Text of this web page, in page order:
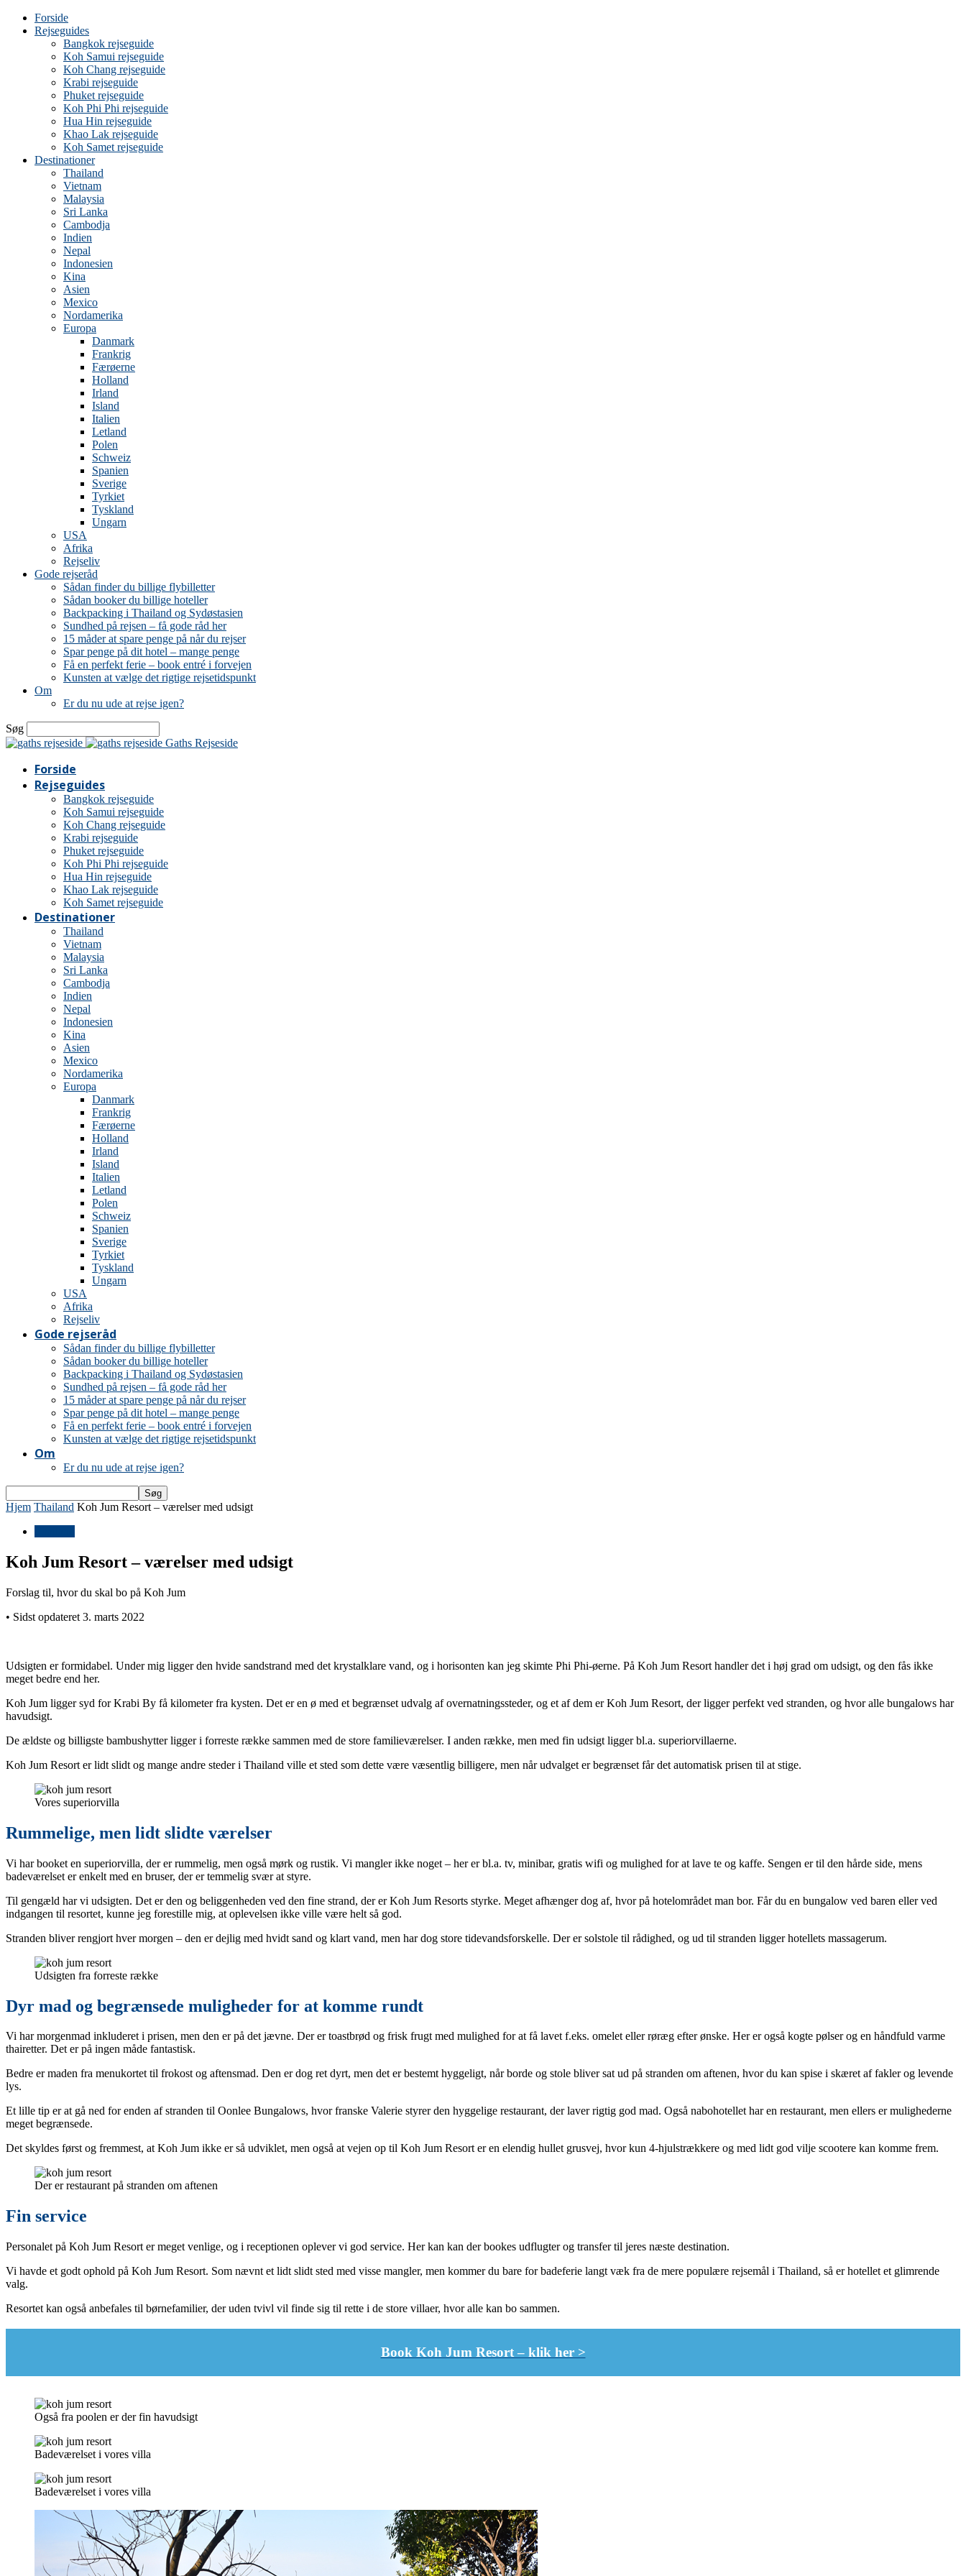
Forside
Rejseguides
Bangkok rejseguide
Koh Samui rejseguide
Koh Chang rejseguide
Krabi rejseguide
Phuket rejseguide
Koh Phi Phi rejseguide
Hua Hin rejseguide
Khao Lak rejseguide
Koh Samet rejseguide
Destinationer
Thailand
Vietnam
Malaysia
Sri Lanka
Cambodja
Indien
Nepal
Indonesien
Kina
Asien
Mexico
Nordamerika
Europa
Danmark
Frankrig
Færøerne
Holland
Irland
Island
Italien
Letland
Polen
Schweiz
Spanien
Sverige
Tyrkiet
Tyskland
Ungarn
USA
Afrika
Rejseliv
Gode rejseråd
Sådan finder du billige flybilletter
Sådan booker du billige hoteller
Backpacking i Thailand og Sydøstasien
Sundhed på rejsen – få gode råd her
15 måder at spare penge på når du rejser
Spar penge på dit hotel – mange penge
Få en perfekt ferie – book entré i forvejen
Kunsten at vælge det rigtige rejsetidspunkt
Om
Er du nu ude at rejse igen?
Søg
Gaths Rejseside
Forside
Rejseguides
Bangkok rejseguide
Koh Samui rejseguide
Koh Chang rejseguide
Krabi rejseguide
Phuket rejseguide
Koh Phi Phi rejseguide
Hua Hin rejseguide
Khao Lak rejseguide
Koh Samet rejseguide
Destinationer
Thailand
Vietnam
Malaysia
Sri Lanka
Cambodja
Indien
Nepal
Indonesien
Kina
Asien
Mexico
Nordamerika
Europa
Danmark
Frankrig
Færøerne
Holland
Irland
Island
Italien
Letland
Polen
Schweiz
Spanien
Sverige
Tyrkiet
Tyskland
Ungarn
USA
Afrika
Rejseliv
Gode rejseråd
Sådan finder du billige flybilletter
Sådan booker du billige hoteller
Backpacking i Thailand og Sydøstasien
Sundhed på rejsen – få gode råd her
15 måder at spare penge på når du rejser
Spar penge på dit hotel – mange penge
Få en perfekt ferie – book entré i forvejen
Kunsten at vælge det rigtige rejsetidspunkt
Om
Er du nu ude at rejse igen?
Hjem Thailand Koh Jum Resort – værelser med udsigt
Koh Jum Resort – værelser med udsigt
Forslag til, hvor du skal bo på Koh Jum
• Sidst opdateret 3. marts 2022
Udsigten er formidabel. Under mig ligger den hvide sandstrand med det krystalklare vand, og i horisonten kan jeg skimte Phi Phi-øerne. På Koh Jum Resort handler det i høj grad om udsigt, og den fås ikke
meget bedre end her.
Koh Jum ligger syd for Krabi By få kilometer fra kysten. Det er en ø med et begrænset udvalg af overnatningssteder, og et af dem er Koh Jum Resort, der ligger perfekt ved stranden, og hvor alle bungalows har
havudsigt.
De ældste og billigste bambushytter ligger i forreste række sammen med de store familieværelser. I anden række, men med fin udsigt ligger bl.a. superiorvillaerne.
Koh Jum Resort er lidt slidt og mange andre steder i Thailand ville et sted som dette være væsentlig billigere, men når udvalget er begrænset får det automatisk prisen til at stige.
Vores superiorvilla
Rummelige, men lidt slidte værelser
Vi har booket en superiorvilla, der er rummelig, men også mørk og rustik. Vi mangler ikke noget – her er bl.a. tv, minibar, gratis wifi og mulighed for at lave te og kaffe. Sengen er til den hårde side, mens
badeværelset er enkelt med en bruser, der er temmelig svær at styre.
Til gengæld har vi udsigten. Det er den og beliggenheden ved den fine strand, der er Koh Jum Resorts styrke. Meget afhænger dog af, hvor på hotelområdet man bor. Får du en bungalow ved baren eller ved
indgangen til resortet, kunne jeg forestille mig, at oplevelsen ikke ville være helt så god.
Stranden bliver rengjort hver morgen – den er dejlig med hvidt sand og klart vand, men har dog store tidevandsforskelle. Der er solstole til rådighed, og ud til stranden ligger hotellets massagerum.
Udsigten fra forreste række
Dyr mad og begrænsede muligheder for at komme rundt
Vi har morgenmad inkluderet i prisen, men den er på det jævne. Der er toastbrød og frisk frugt med mulighed for at få lavet f.eks. omelet eller røræg efter ønske. Her er også kogte pølser og en håndfuld varme
thairetter. Det er på ingen måde fantastisk.
Bedre er maden fra menukortet til frokost og aftensmad. Den er dog ret dyrt, men det er bestemt hyggeligt, når borde og stole bliver sat ud på stranden om aftenen, hvor du kan spise i skæret af fakler og levende
lys.
Et lille tip er at gå ned for enden af stranden til Oonlee Bungalows, hvor franske Valerie styrer den hyggelige restaurant, der laver rigtig god mad. Også nabohotellet har en restaurant, men ellers er mulighederne
meget begrænsede.
Det skyldes først og fremmest, at Koh Jum ikke er så udviklet, men også at vejen op til Koh Jum Resort er en elendig hullet grusvej, hvor kun 4-hjulstrækkere og med lidt god vilje scootere kan komme frem.
Der er restaurant på stranden om aftenen
Fin service
Personalet på Koh Jum Resort er meget venlige, og i receptionen oplever vi god service. Her kan kan der bookes udflugter og transfer til jeres næste destination.
Vi havde et godt ophold på Koh Jum Resort. Som nævnt et lidt slidt sted med visse mangler, men kommer du bare for badeferie langt væk fra de mere populære rejsemål i Thailand, så er hotellet et glimrende
valg.
Resortet kan også anbefales til børnefamilier, der uden tvivl vil finde sig til rette i de store villaer, hvor alle kan bo sammen.
Book Koh Jum Resort – klik her >
Også fra poolen er der fin havudsigt
Badeværelset i vores villa
Badeværelset i vores villa